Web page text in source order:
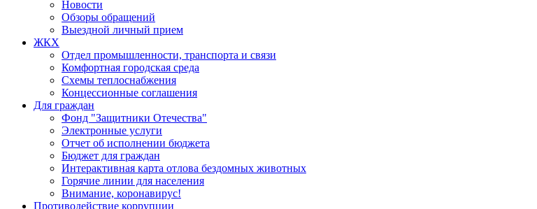
Новости
Обзоры обращений
Выездной личный прием
ЖКХ
Отдел промышленности, транспорта и связи
Комфортная городская среда
Схемы теплоснабжения
Концессионные соглашения
Для граждан
Фонд "Защитники Отечества"
Электронные услуги
Отчет об исполнении бюджета
Бюджет для граждан
Интерактивная карта отлова бездомных животных
Горячие линии для населения
Внимание, коронавирус!
Противодействие коррупции